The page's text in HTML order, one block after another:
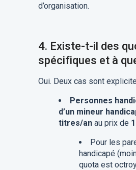
d’organisation.
4. Existe-t-il des
spécifiques et à
Oui. Deux cas sont
Personnes
d’un mineur
titres/anau prix de
Pour les
handicapé
quota est